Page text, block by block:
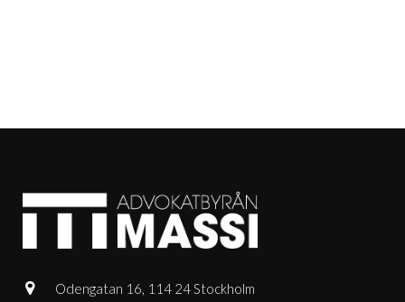
Odengatan 16, 114 24 Stockholm